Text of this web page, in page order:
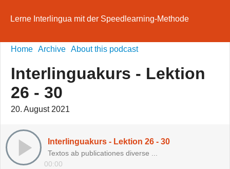
Lerne Interlingua mit der Speedlearning-Methode
Home Archive About this podcast
Interlinguakurs - Lektion
26 - 30
20. August 2021
Interlinguakurs - Lektion 26 - 30
Textos ab publicationes diverse ...
00:00